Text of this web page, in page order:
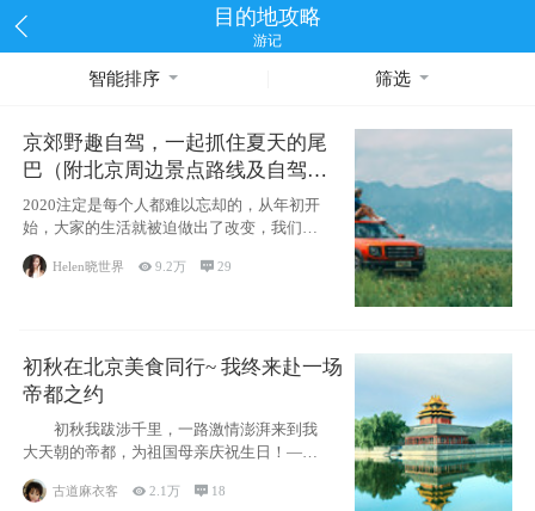
目的地攻略
游记
智能排序 筛选
京郊野趣自驾，一起抓住夏天的尾
巴（附北京周边景点路线及自驾攻
略）
2020注定是每个人都难以忘却的，从年初开
始，大家的生活就被迫做出了改变，我们也
不例外。本来双双辞职是为
Helen晓世界 9.2万 29
初秋在北京美食同行~ 我终来赴一场
帝都之约
初秋我跋涉千里，一路激情澎湃来到我
大天朝的帝都，为祖国母亲庆祝生日！——
古道麻衣客 2.1万  18